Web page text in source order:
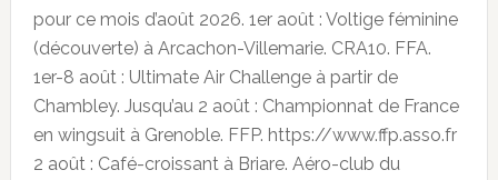
pour ce mois d’août 2026. 1er août : Voltige féminine
(découverte) à Arcachon-Villemarie. CRA10. FFA.
1er-8 août : Ultimate Air Challenge à partir de
Chambley. Jusqu’au 2 août : Championnat de France
en wingsuit à Grenoble. FFP. https://www.ffp.asso.fr
2 août : Café-croissant à Briare. Aéro-club du